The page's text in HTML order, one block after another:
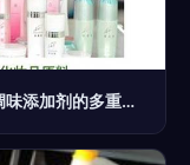
苯甲地那铵 食品级苦精增味剂与水溶性调味添加剂的多重应用探析